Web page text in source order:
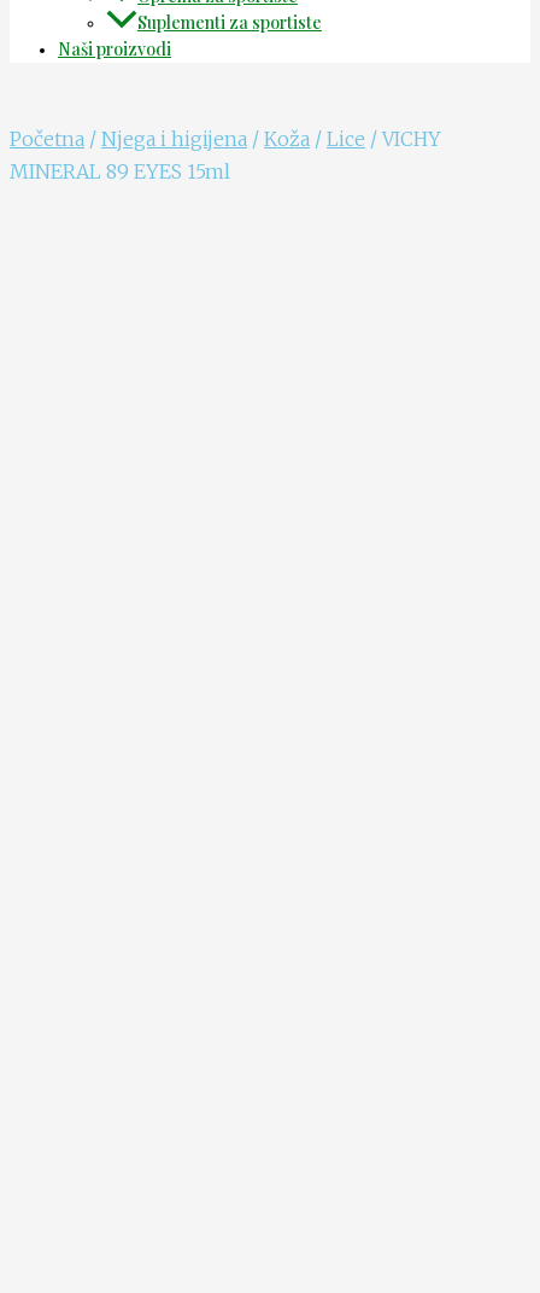
Suplementi za sportiste
Naši proizvodi
Početna / Njega i higijena / Koža / Lice / VICHY
MINERAL 89 EYES 15ml